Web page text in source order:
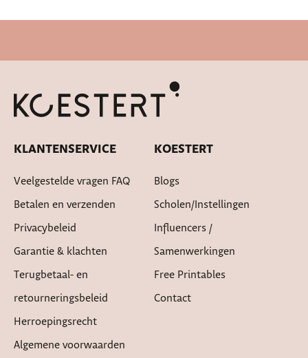
KLANTENSERVICE
Veelgestelde vragen FAQ
Betalen en verzenden
Privacybeleid
Garantie & klachten
Terugbetaal- en
retourneringsbeleid
Herroepingsrecht
Algemene voorwaarden
KOESTERT
Blogs
Scholen/instellingen
Influencers /
Samenwerkingen
Free Printables
Contact